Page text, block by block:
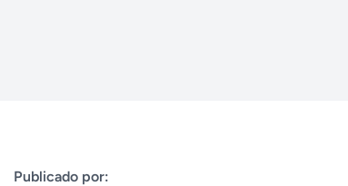
Publicado por: